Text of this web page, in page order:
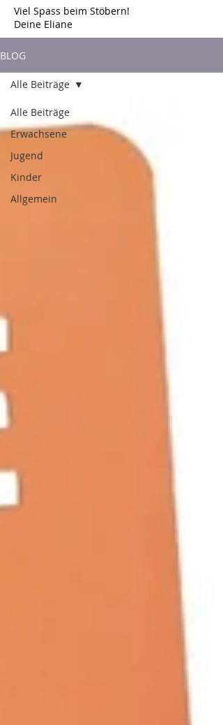
Viel Spass beim Stöbern!
Deine Eliane
BLOG
Alle Beiträge
Erwachsene
Jugend
Kinder
Allgemein
Alle Beiträge